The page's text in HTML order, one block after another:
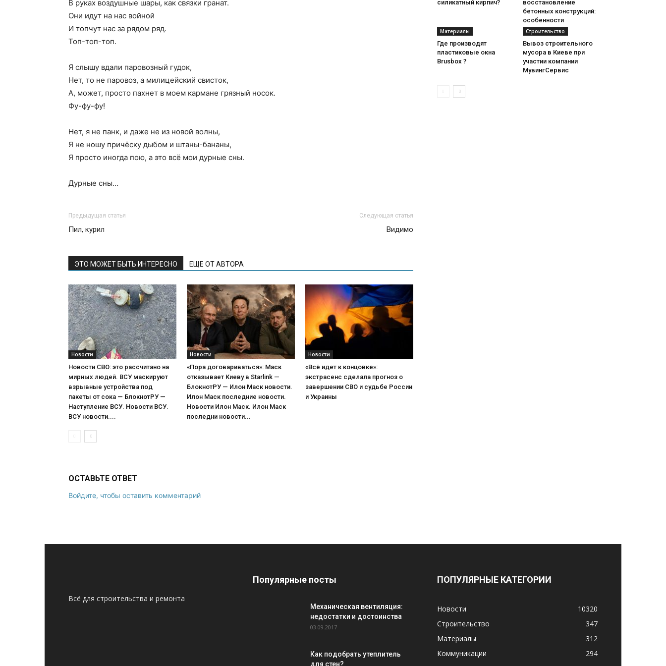
В руках воздушные шары, как связки гранат.
Они идут на нас войной
И топчут нас за рядом ряд.
Топ-топ-топ.
Я слышу вдали паровозный гудок,
Нет, то не паровоз, а милицейский свисток,
А, может, просто пахнет в моем кармане грязный носок.
Фу-фу-фу!
Нет, я не панк, и даже не из новой волны,
Я не ношу причёску дыбом и штаны-бананы,
Я просто иногда пою, а это всё мои дурные сны.
Дурные сны…
Предыдущая статья
Пил, курил
Следующая статья
Видимо
ЭТО МОЖЕТ БЫТЬ ИНТЕРЕСНО ЕЩЕ ОТ АВТОРА
Новости
Новости СВО: это рассчитано на
мирных людей. ВСУ маскируют
взрывные устройства под
пакеты от сока — БлокнотРУ —
Наступление ВСУ. Новости ВСУ.
ВСУ новости....
Новости
«Пора договариваться»: Маск
отказывает Киеву в Starlink —
БлокнотРУ — Илон Маск новости.
Илон Маск последние новости.
Новости Илон Маск. Илон Маск
последни новости...
Новости
«Всё идет к концовке»:
экстрасенс сделала прогноз о
завершении СВО и судьбе России
и Украины
ОСТАВЬТЕ ОТВЕТ
Войдите, чтобы оставить комментарий
силикатный кирпич?
восстановление
бетонных конструкций:
особенности
Материалы
Где производят
пластиковые окна
Brusbox ?
Строительство
Вывоз строительного
мусора в Киеве при
участии компании
МувингСервис
Всё для строительства и ремонта
Популярные посты
Механическая вентиляция:
недостатки и достоинства
03.09.2017
Как подобрать утеплитель
для стен?
ПОПУЛЯРНЫЕ КАТЕГОРИИ
Новости
10320
Строительство
347
Материалы
312
Коммуникации
294